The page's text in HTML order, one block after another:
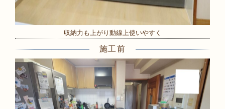
収納力も上がり動線上使いやすく
施工前